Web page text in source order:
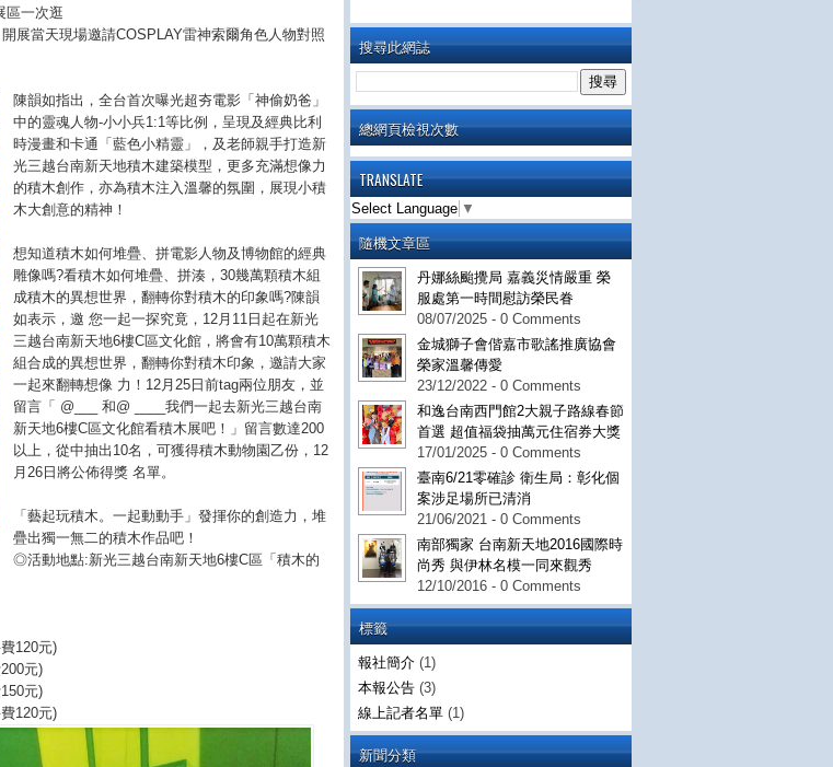
搜尋此網誌
總網頁檢視次數
TRANSLATE
Select Language ▼
隨機文章區
丹娜絲颱攪局 嘉義災情嚴重 榮
服處第一時間慰訪榮民眷
08/07/2025 - 0 Comments
金城獅子會偕嘉市歌謠推廣協會
榮家溫馨傳愛
23/12/2022 - 0 Comments
和逸台南西門館2大親子路線春節
首選 超值福袋抽萬元住宿券大獎
17/01/2025 - 0 Comments
臺南6/21零確診 衛生局：彰化個
案涉足場所已清消
21/06/2021 - 0 Comments
南部獨家 台南新天地2016國際時
尚秀 與伊林名模一同來觀秀
12/10/2016 - 0 Comments
標籤
報社簡介 (1)
本報公告 (3)
線上記者名單 (1)
新聞分類
區一次逛
展當天現場邀請COSPLAY雷神索爾角色人物對照
陳韻如指出，全台首次曝光超夯電影「神偷奶爸」
中的靈魂人物-小小兵1:1等比例，呈現及經典比利
時漫畫和卡通「藍色小精靈」，及老師親手打造新
光三越台南新天地積木建築模型，更多充滿想像力
的積木創作，亦為積木注入溫馨的氛圍，展現小積
木大創意的精神！
想知道積木如何堆疊、拼電影人物及博物館的經典
雕像嗎?看積木如何堆疊、拼湊，30幾萬顆積木組
成積木的異想世界，翻轉你對積木的印象嗎?陳韻
如表示，邀 您一起一探究竟，12月11日起在新光
三越台南新天地6樓C區文化館，將會有10萬顆積木
組合成的異想世界，翻轉你對積木印象，邀請大家
一起來翻轉想像 力！12月25日前tag兩位朋友，並
留言「 @___ 和@ ____我們一起去新光三越台南
新天地6樓C區文化館看積木展吧！」留言數達200
以上，從中抽出10名，可獲得積木動物園乙份，12
月26日將公佈得獎 名單。
「藝起玩積木。一起動動手」發揮你的創造力，堆
疊出獨一無二的積木作品吧！
◎活動地點:新光三越台南新天地6樓C區「積木的
120元)
元)
元)
120元)